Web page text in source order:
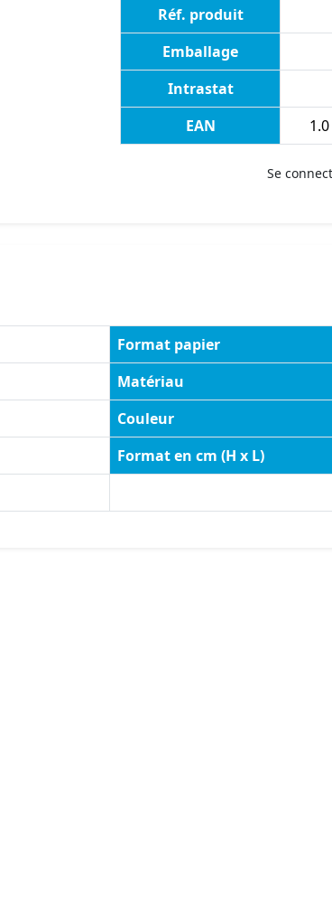
Réf. produit
Emballage
Intrastat
EAN
Se
Format papier
Matériau
Couleur
Format en cm (H x L)